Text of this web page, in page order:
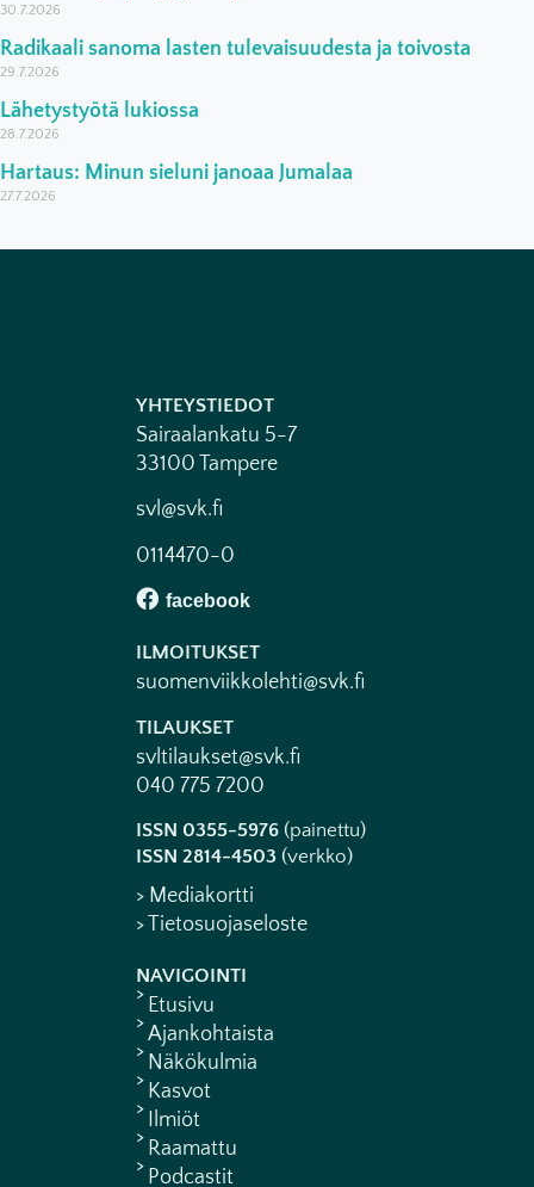
30.7.2026
Radikaali sanoma lasten tulevaisuudesta ja toivosta
29.7.2026
Lähetystyötä lukiossa
28.7.2026
Hartaus: Minun sieluni janoaa Jumalaa
27.7.2026
YHTEYSTIEDOT
Sairaalankatu 5-7
33100 Tampere
svl@svk.fi
0114470-0
ILMOITUKSET
suomenviikkolehti@svk.fi
TILAUKSET
svltilaukset@svk.fi
040 775 7200
ISSN 0355-5976 (painettu)
ISSN 2814-4503 (verkko)
> Mediakortti
> Tietosuojaseloste
NAVIGOINTI
Etusivu
Ajankohtaista
Näkökulmia
Kasvot
Ilmiöt
Raamattu
Podcastit